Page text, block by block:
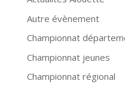
Autre évènement
Championnat
Championnat jeunes
Championnat régional